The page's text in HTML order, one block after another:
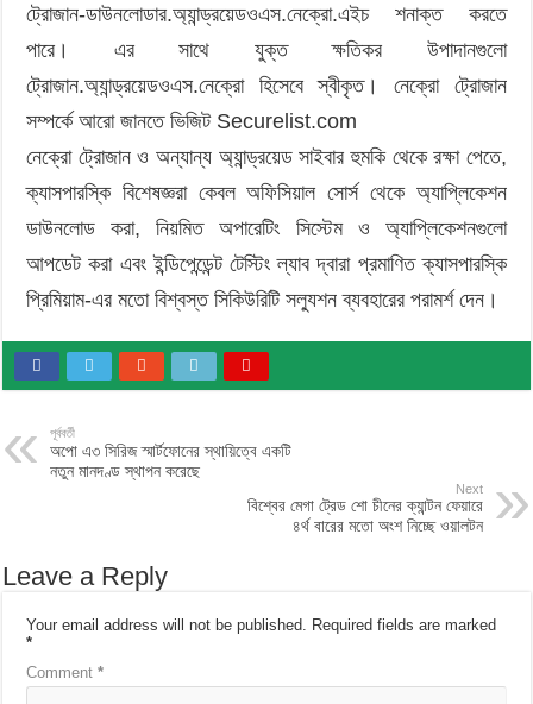
ট্রোজান-ডাউনলোডার.অ্যান্ড্রয়েডওএস.নেক্রো.এইচ শনাক্ত করতে
পারে। এর সাথে যুক্ত ক্ষতিকর উপাদানগুলো
ট্রোজান.অ্যান্ড্রয়েডওএস.নেক্রো হিসেবে স্বীকৃত। নেক্রো ট্রোজান
সম্পর্কে আরো জানতে ভিজিট Securelist.com
নেক্রো ট্রোজান ও অন্যান্য অ্যান্ড্রয়েড সাইবার হুমকি থেকে রক্ষা পেতে,
ক্যাসপারস্কি বিশেষজ্ঞরা কেবল অফিসিয়াল সোর্স থেকে অ্যাপ্লিকেশন
ডাউনলোড করা, নিয়মিত অপারেটিং সিস্টেম ও অ্যাপ্লিকেশনগুলো
আপডেট করা এবং ইন্ডিপেন্ডেন্ট টেস্টিং ল্যাব দ্বারা প্রমাণিত ক্যাসপারস্কি
প্রিমিয়াম-এর মতো বিশ্বস্ত সিকিউরিটি সল্যুশন ব্যবহারের পরামর্শ দেন।
পূর্ববর্তী
অপো এ৩ সিরিজ স্মার্টফোনের স্থায়িত্বে একটি
নতুন মানদণ্ড স্থাপন করেছে
Next
বিশ্বের মেগা ট্রেড শো চীনের ক্যান্টন ফেয়ারে
৪র্থ বারের মতো অংশ নিচ্ছে ওয়ালটন
Leave a Reply
Your email address will not be published.
Required fields are marked
*
Comment*